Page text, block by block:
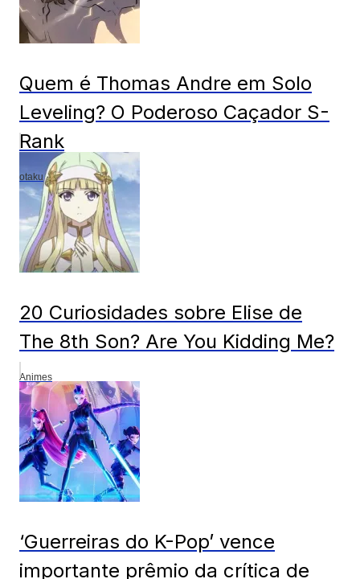
Quem é Thomas Andre em Solo
Leveling? O Poderoso Caçador S-
Rank
otaku
20 Curiosidades sobre Elise de
The 8th Son? Are You Kidding Me?
Animes
‘Guerreiras do K-Pop’ vence
importante prêmio da crítica de